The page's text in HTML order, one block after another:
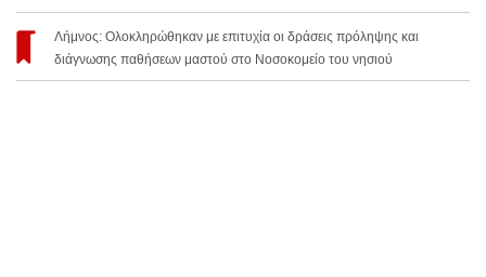
Λήμνος: Ολοκληρώθηκαν με επιτυχία οι δράσεις πρόληψης και
διάγνωσης παθήσεων μαστού στο Νοσοκομείο του νησιού